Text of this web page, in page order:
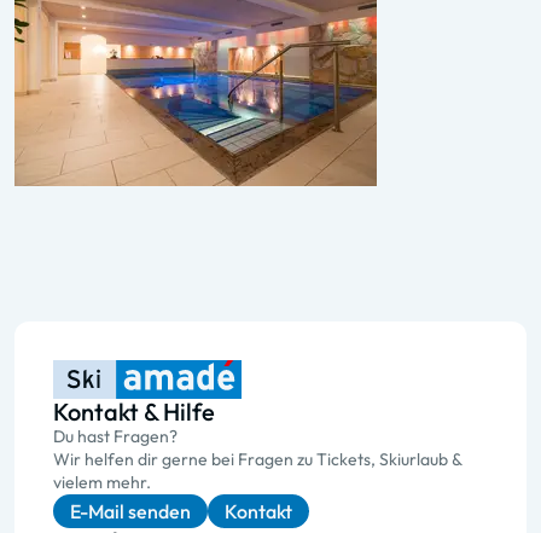
Kontakt & Hilfe
Du hast Fragen?
Wir helfen dir gerne bei Fragen zu Tickets, Skiurlaub &
vielem mehr.
E-Mail senden Kontakt